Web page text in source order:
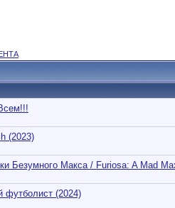
(2023)
Безумного Макса / Furiosa: A Mad
(2024)